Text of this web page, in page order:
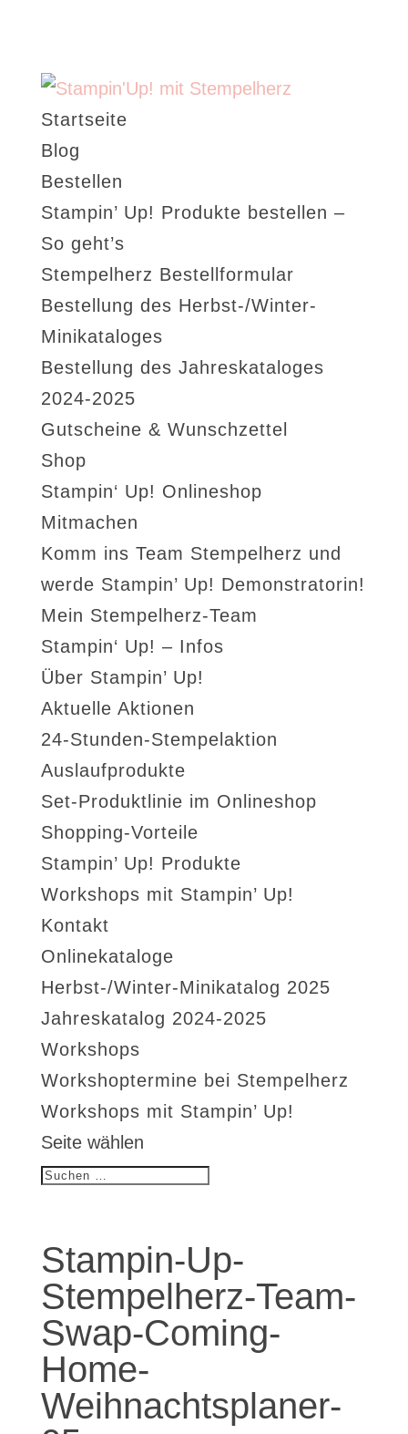
Startseite
Blog
Bestellen
Stampin’ Up! Produkte bestellen –
So geht’s
Stempelherz Bestellformular
Bestellung des Herbst-/Winter-
Minikataloges
Bestellung des Jahreskataloges
2024-2025
Gutscheine & Wunschzettel
Shop
Stampin‘ Up! Onlineshop
Mitmachen
Komm ins Team Stempelherz und
werde Stampin’ Up! Demonstratorin!
Mein Stempelherz-Team
Stampin‘ Up! – Infos
Über Stampin’ Up!
Aktuelle Aktionen
24-Stunden-Stempelaktion
Auslaufprodukte
Set-Produktlinie im Onlineshop
Shopping-Vorteile
Stampin’ Up! Produkte
Workshops mit Stampin’ Up!
Kontakt
Onlinekataloge
Herbst-/Winter-Minikatalog 2025
Jahreskatalog 2024-2025
Workshops
Workshoptermine bei Stempelherz
Workshops mit Stampin’ Up!
Seite wählen
Stampin-Up-
Stempelherz-Team-
Swap-Coming-
Home-
Weihnachtsplaner-